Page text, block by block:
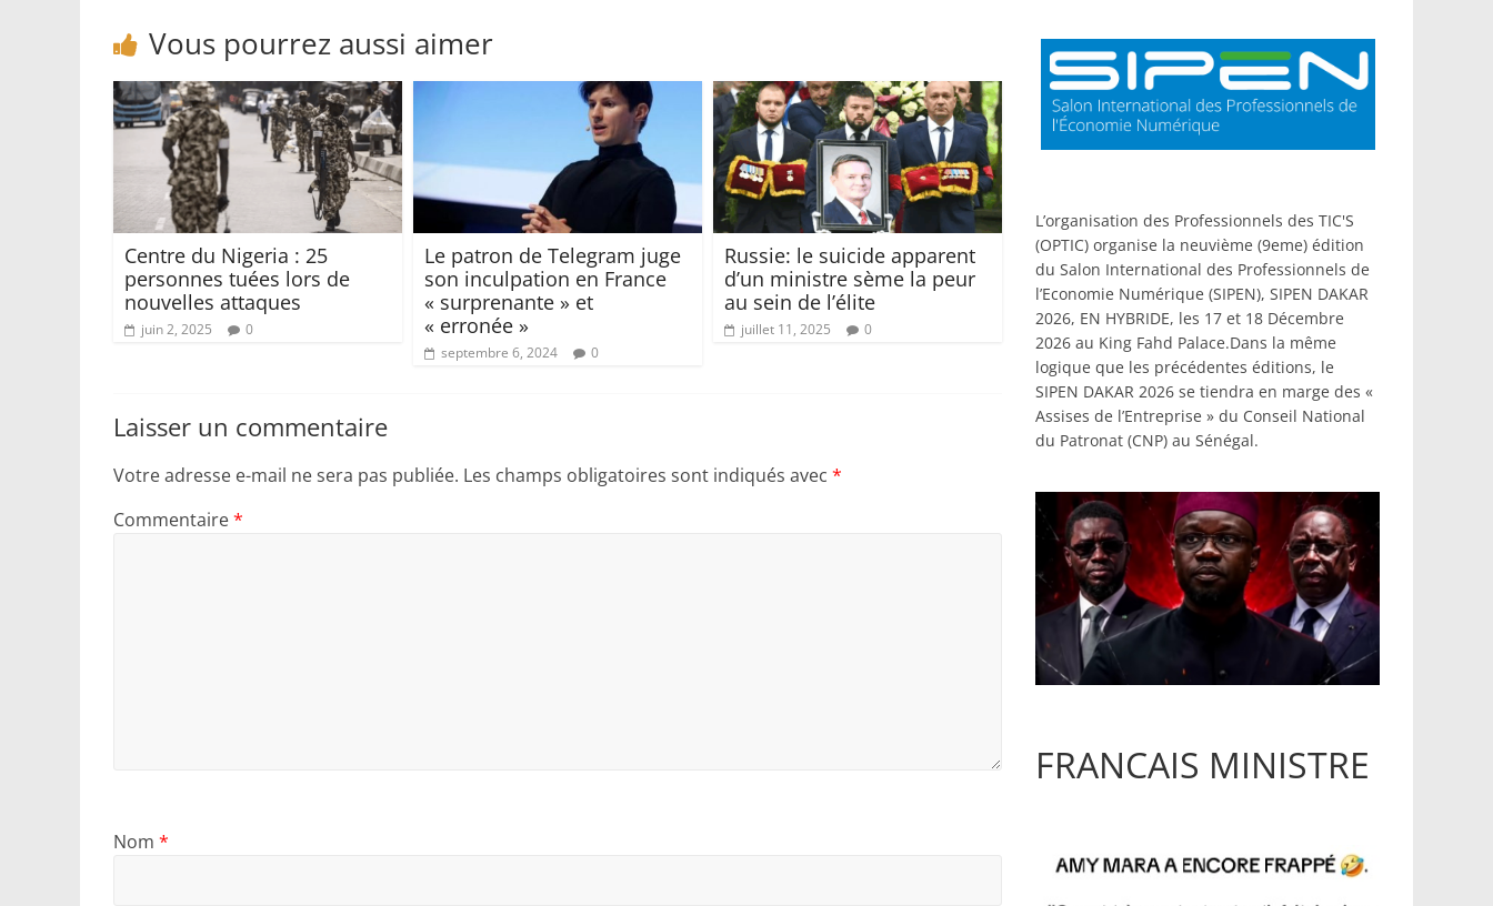
Vous pourrez aussi aimer
Centre du Nigeria : 25
personnes tuées lors de
nouvelles attaques
juin 2, 2025 0
Le patron de Telegram juge
son inculpation en France
« surprenante » et
« erronée »
septembre 6, 2024 0
Russie: le suicide apparent
d’un ministre sème la peur
au sein de l’élite
juillet 11, 2025 0
Laisser un commentaire
Votre adresse e-mail ne sera pas publiée. Les champs obligatoires sont indiqués avec *
Commentaire*
Nom *
L’organisation des Professionnels des TIC'S
(OPTIC) organise la neuvième (9eme) édition
du Salon International des Professionnels de
l’Economie Numérique (SIPEN), SIPEN DAKAR
2026, EN HYBRIDE, les 17 et 18 Décembre
2026 au King Fahd Palace.Dans la même
logique que les précédentes éditions, le
SIPEN DAKAR 2026 se tiendra en marge des «
Assises de l’Entreprise » du Conseil National
du Patronat (CNP) au Sénégal.
FRANCAIS MINISTRE